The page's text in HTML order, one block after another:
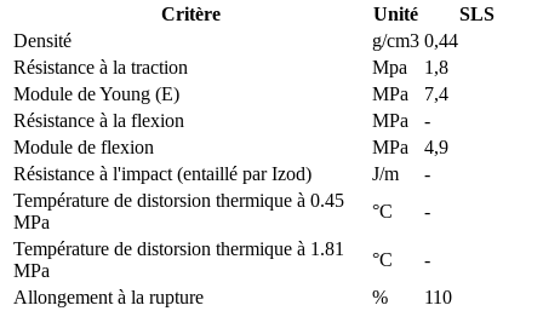
Critère
Unité
SLS
Densité
g/cm3 0,44
Résistance à la traction
Mpa
1,8
Module de Young (E)
MPa
7,4
Résistance à la flexion
MPa
-
Module de flexion
MPa
4,9
Résistance à l'impact (entaillé par Izod)
J/m
-
Température de distorsion thermique à 0.45
MPa
°C
-
Température de distorsion thermique à 1.81
MPa
°C
-
Allongement à la rupture
%
110